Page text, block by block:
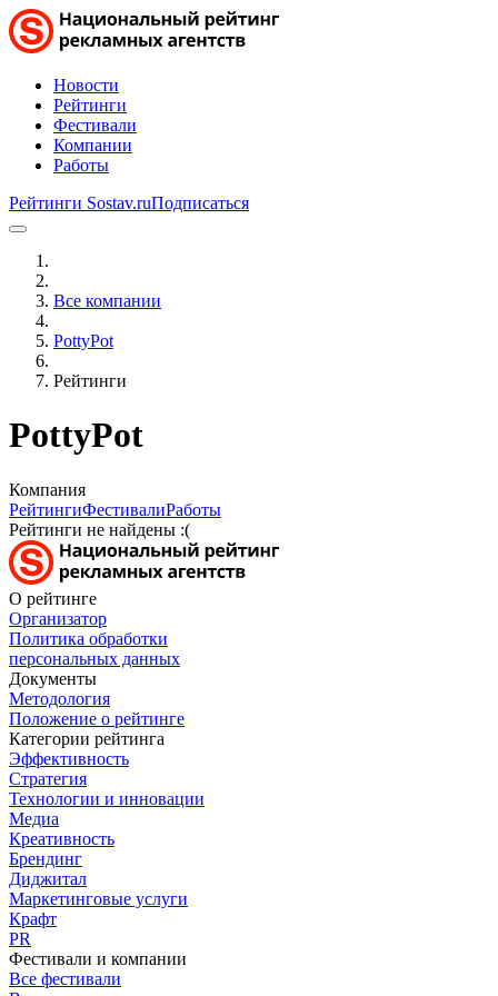
Новости
Рейтинги
Фестивали
Компании
Работы
Рейтинги Sostav.ruПодписаться
Все компании
PottyPot
Рейтинги
PottyPot
Компания
РейтингиФестивалиРаботы
Рейтинги не найдены :(
О рейтинге
Организатор
Политика обработки
персональных данных
Документы
Методология
Положение о рейтинге
Категории рейтинга
Эффективность
Стратегия
Технологии и инновации
Медиа
Креативность
Брендинг
Диджитал
Маркетинговые услуги
Крафт
PR
Фестивали и компании
Все фестивали